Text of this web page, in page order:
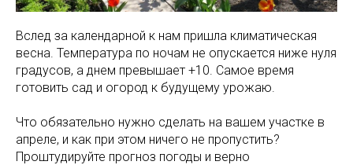
Вслед за календарной к нам пришла климатическая
весна. Температура по ночам не опускается ниже нуля
градусов, а днем превышает +10. Самое время
готовить сад и огород к будущему урожаю.
Что обязательно нужно сделать на вашем участке в
апреле, и как при этом ничего не пропустить?
Проштудируйте прогноз погоды и верно